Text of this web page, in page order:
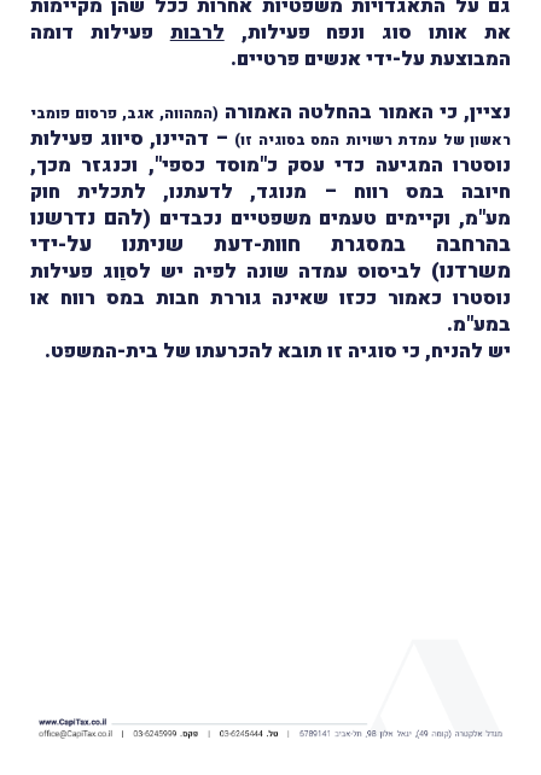
גם על התאגדויות משפטיות אחרות ככל שהן מקיימות
את אותו סוג ונפח פעילות,לרבותפעילות דומה
המבוצעת על-ידי אנשים פרטיים.
נציין, כי האמור בהחלטה האמורה (המהווה, אגב, פרסום פומבי
ראשון של עמדת רשויות המס בסוגיה זו) – דהיינו, סיווג פעילות
נוסטרו המגיעה כדי עסק כ"מוסד כספי", וכנגזר מכך,
חיובה במס רווח – מנוגד, לדעתנו, לתכלית חוק
מע"מ, וקיימים טעמים משפטיים נכבדים (להם נדרשנו
בהרחבה במסגרת חוות-דעת שניתנו על-ידי
משרדנו) לביסוס עמדה שונה לפיה יש לסוַוג פעילות
נוסטרו כאמור ככזו שאינה גוררת חבות במס רווח או
במע"מ.
יש להניח, כי סוגיה זו תובא להכרעתו של בית-המשפט.